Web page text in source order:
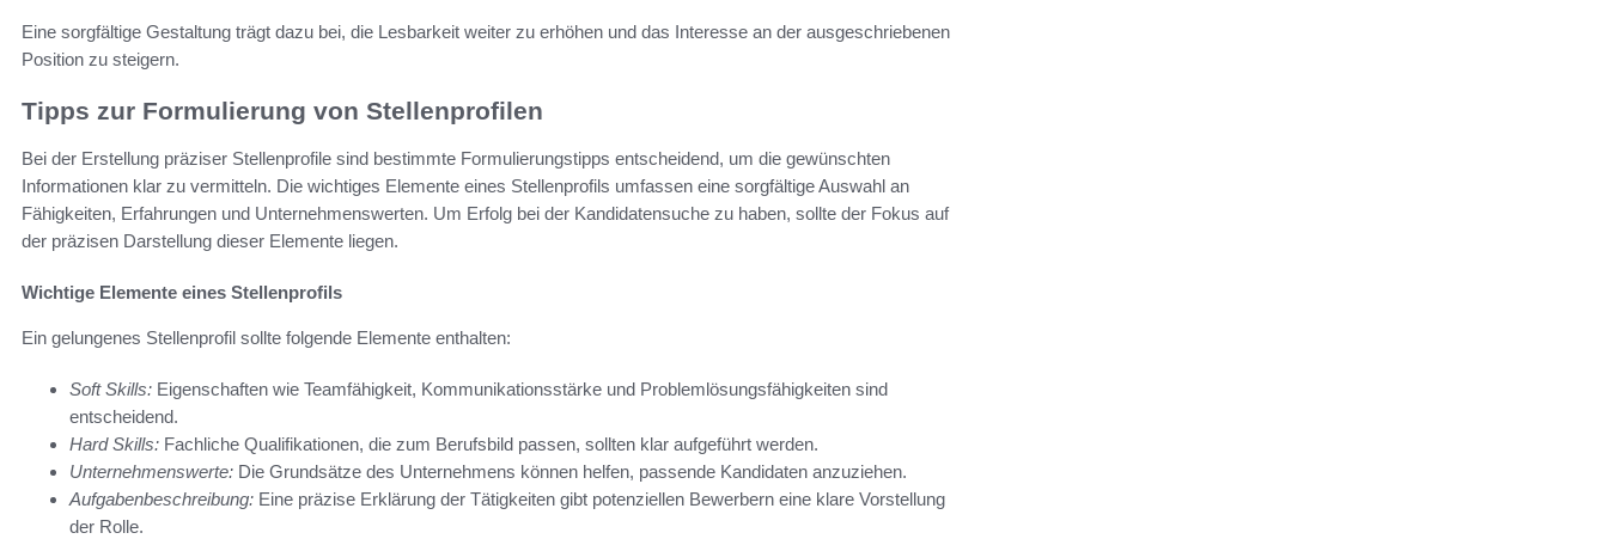
Eine sorgfältige Gestaltung trägt dazu bei, die Lesbarkeit weiter zu erhöhen und das Interesse an der ausgeschriebenen
Position zu steigern.
Tipps zur Formulierung von Stellenprofilen
Bei der Erstellung präziser Stellenprofile sind bestimmte Formulierungstipps entscheidend, um die gewünschten
Informationen klar zu vermitteln. Die wichtiges Elemente eines Stellenprofils umfassen eine sorgfältige Auswahl an
Fähigkeiten, Erfahrungen und Unternehmenswerten. Um Erfolg bei der Kandidatensuche zu haben, sollte der Fokus auf
der präzisen Darstellung dieser Elemente liegen.
Wichtige Elemente eines Stellenprofils
Ein gelungenes Stellenprofil sollte folgende Elemente enthalten:
Soft Skills: Eigenschaften wie Teamfähigkeit, Kommunikationsstärke und Problemlösungsfähigkeiten sind
entscheidend.
Hard Skills: Fachliche Qualifikationen, die zum Berufsbild passen, sollten klar aufgeführt werden.
Unternehmenswerte: Die Grundsätze des Unternehmens können helfen, passende Kandidaten anzuziehen.
Aufgabenbeschreibung: Eine präzise Erklärung der Tätigkeiten gibt potenziellen Bewerbern eine klare Vorstellung
der Rolle.